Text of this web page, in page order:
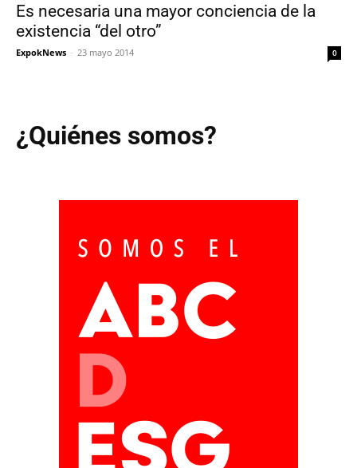
Es necesaria una mayor conciencia de la
existencia “del otro”
ExpokNews - 23 mayo 2014 0
¿Quiénes somos?